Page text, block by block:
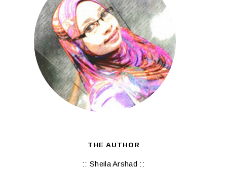
THE AUTHOR
:: Sheila Arshad ::